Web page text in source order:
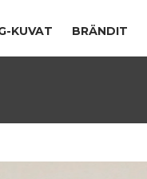
KUVAT BRÄNDIT